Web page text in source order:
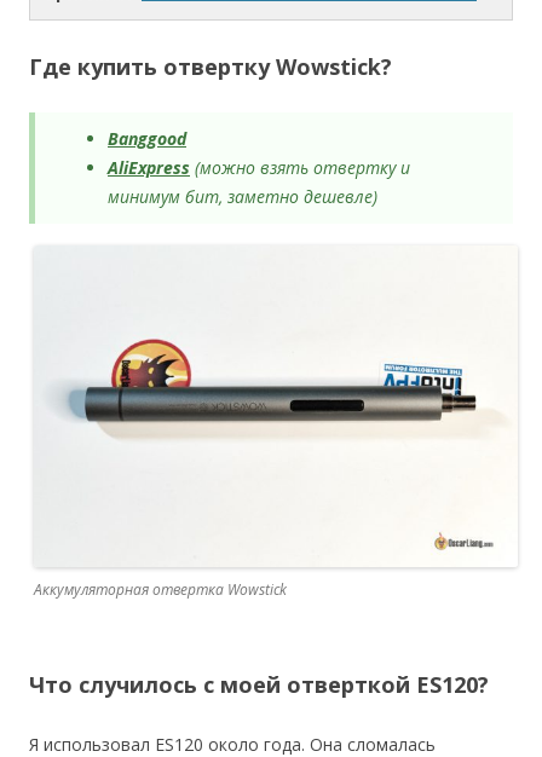
Где купить отвертку Wowstick?
Banggood
AliExpress (можно взять отвертку и
минимум бит, заметно дешевле)
Аккумуляторная отвертка Wowstick
Что случилось с моей отверткой ES120?
Я использовал ES120 около года. Она сломалась